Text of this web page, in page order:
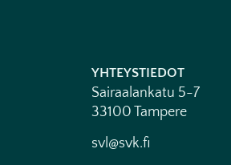
YHTEYSTIEDOT
Sairaalankatu 5-7
33100 Tampere
svl@svk.fi